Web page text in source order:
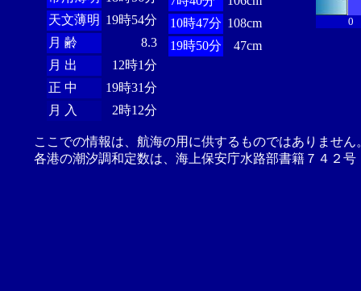
天文薄明 19時54分
月 齢
8.3
月 出
12時1分
正 中
19時31分
月 入
2時12分
10時47分 108cm
19時50分
47cm
0
ここでの情報は、航海の用に供するものではありませ
各港の潮汐調和定数は、海上保安庁水路部書籍７４２